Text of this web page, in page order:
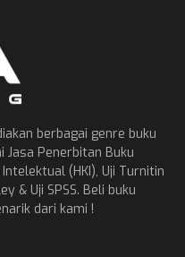
berbagai genre buku
Penerbitan Buku
(HKI), Uji Turnitin
& Uji SPSS. Beli buku
dari kami !